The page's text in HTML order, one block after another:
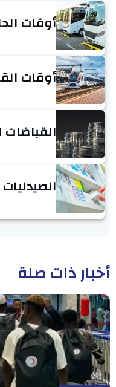
أوقات
أوقات
القباضات
الصيدليات
أخبار ذات صلة